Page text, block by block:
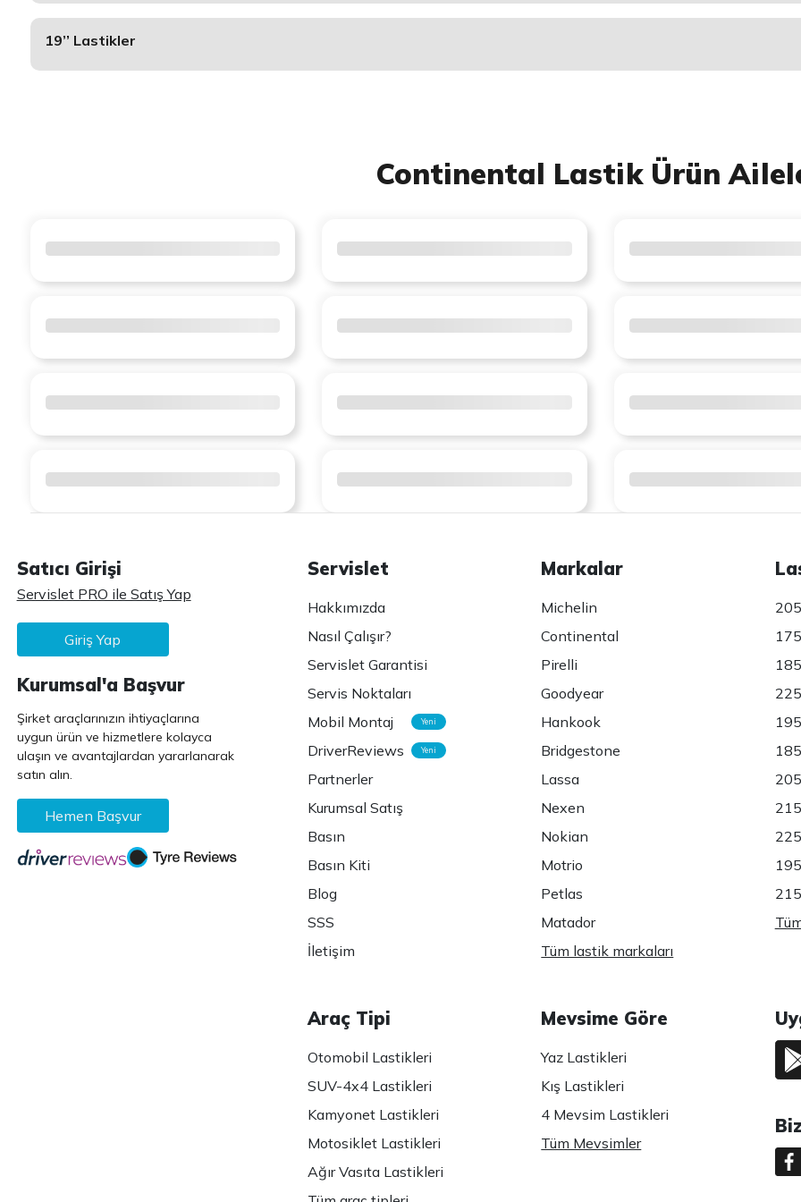
19’’ Lastikler
Continental Lastik Ürün
Satıcı Girişi
Servislet PRO ile Satış Yap
Giriş Yap
Kurumsal'a Başvur
Şirket araçlarınızın ihtiyaçlarına
uygun ürün ve hizmetlere kolayca
ulaşın ve avantajlardan yararlanarak
satın alın.
Hemen Başvur
Servislet
Hakkımızda
Nasıl Çalışır?
Servislet Garantisi
Servis Noktaları
Mobil Montaj
Yeni
DriverReviews Yeni
Partnerler
Kurumsal Satış
Basın
Basın Kiti
Blog
SSS
İletişim
Markalar
Michelin
Continental
Pirelli
Goodyear
Hankook
Bridgestone
Lassa
Nexen
Nokian
Motrio
Petlas
Matador
Tüm lastik markaları
Araç Tipi
Otomobil Lastikleri
SUV-4x4 Lastikleri
Kamyonet Lastikleri
Motosiklet Lastikleri
Ağır Vasıta Lastikleri
Mevsime Göre
Yaz Lastikleri
Kış Lastikleri
4 Mevsim Lastikleri
Tüm Mevsimler